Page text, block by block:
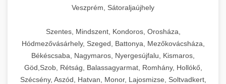
Veszprém, Sátoraljaújhely
Szentes, Mindszent, Kondoros, Orosháza,
Hódmezővásárhely, Szeged, Battonya, Mezőkovácsháza,
Békéscsaba, Nagymaros, Nyergesújfalu, Kismaros,
Göd,Szob, Rétság, Balassagyarmat, Romhány, Hollókő,
Szécsény, Aszód, Hatvan, Monor, Lajosmizse, Soltvadkert,